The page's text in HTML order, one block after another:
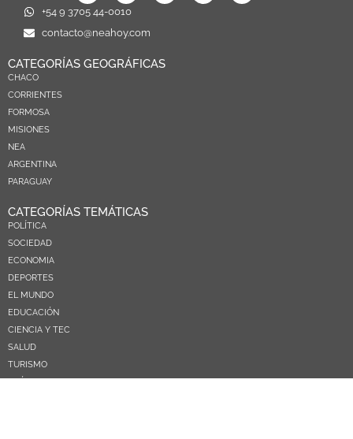
+54 9 3705 44-0010
contacto@neahoy.com
CATEGORÍAS GEOGRÁFICAS
CHACO
CORRIENTES
FORMOSA
MISIONES
NEA
ARGENTINA
PARAGUAY
CATEGORÍAS TEMÁTICAS
POLÍTICA
SOCIEDAD
ECONOMIA
DEPORTES
EL MUNDO
EDUCACIÓN
CIENCIA Y TEC
SALUD
TURISMO